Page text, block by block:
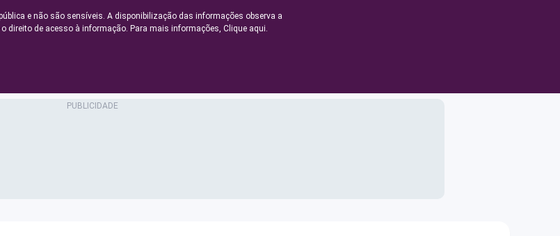
e não são sensíveis. A disponibilização das informações observa a
o direito de acesso à informação. Para mais informações, Clique aqui.